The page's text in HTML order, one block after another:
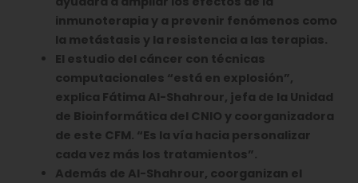
inmunoterapia y a prevenir fenómenos como
la metástasis y la resistencia a las terapias.
El estudio del cáncer con técnicas
computacionales “está en explosión”,
explica Fátima Al-Shahrour, jefa de la Unidad
de Bioinformática del CNIO y coorganizadora
de este CFM. “Es la vía hacia personalizar
cada vez más los tratamientos”.
Además de Al-Shahrour, coorganizan el